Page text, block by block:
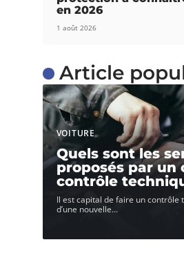
en 2026
1 août 2026
Article
VOITURE
Quels sont les
proposés par un
contrôle
Il est capital de faire un contrôle
d’une nouvelle…